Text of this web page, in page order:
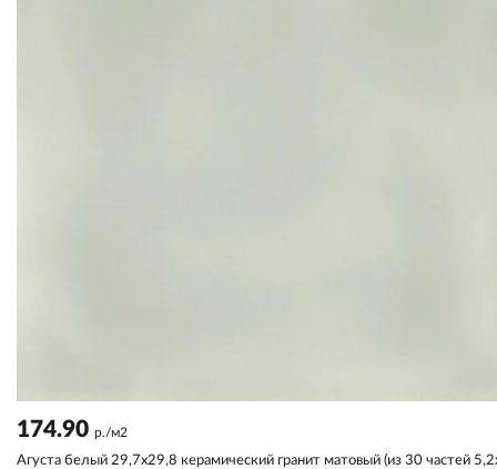
174.90 р./м2
Агуста белый 29,7x29,8 керамический гранит матовый (из 30 частей